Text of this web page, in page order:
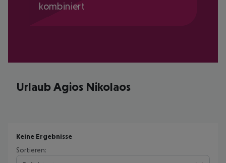
kombiniert
Urlaub Agios Nikolaos
Keine Ergebnisse
Sortieren: